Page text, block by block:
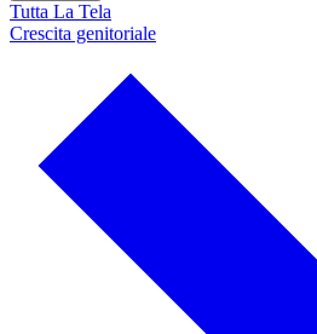
Tutta La Tela
Crescita genitoriale